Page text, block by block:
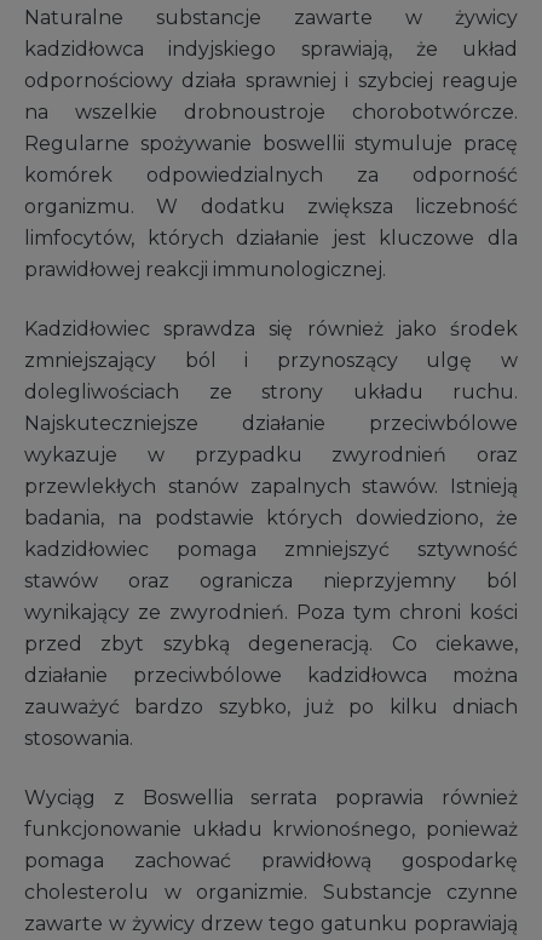
Naturalne substancje zawarte w żywicy
kadzidłowca indyjskiego sprawiają, że układ
odpornościowy działa sprawniej i szybciej reaguje
na wszelkie drobnoustroje chorobotwórcze.
Regularne spożywanie boswellii stymuluje pracę
komórek odpowiedzialnych za odporność
organizmu. W dodatku zwiększa liczebność
limfocytów, których działanie jest kluczowe dla
prawidłowej reakcji immunologicznej.
Kadzidłowiec sprawdza się również jako środek
zmniejszający ból i przynoszący ulgę w
dolegliwościach ze strony układu ruchu.
Najskuteczniejsze działanie przeciwbólowe
wykazuje w przypadku zwyrodnień oraz
przewlekłych stanów zapalnych stawów. Istnieją
badania, na podstawie których dowiedziono, że
kadzidłowiec pomaga zmniejszyć sztywność
stawów oraz ogranicza nieprzyjemny ból
wynikający ze zwyrodnień. Poza tym chroni kości
przed zbyt szybką degeneracją. Co ciekawe,
działanie przeciwbólowe kadzidłowca można
zauważyć bardzo szybko, już po kilku dniach
stosowania.
Wyciąg z Boswellia serrata poprawia również
funkcjonowanie układu krwionośnego, ponieważ
pomaga zachować prawidłową gospodarkę
cholesterolu w organizmie. Substancje czynne
zawarte w żywicy drzew tego gatunku poprawiają